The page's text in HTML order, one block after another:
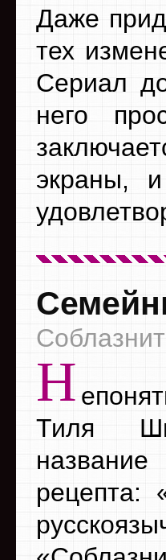
Даже
тех
Сериал
него
экраны,
Н
Тиля
рецепта: